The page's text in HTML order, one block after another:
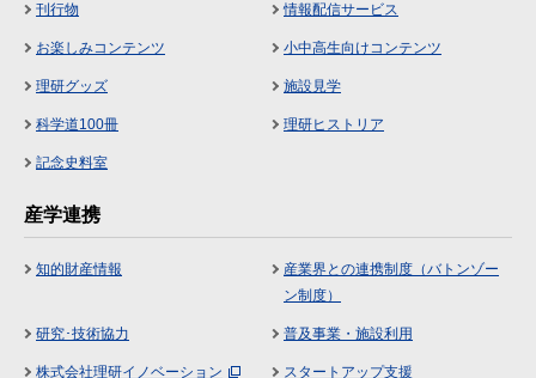
刊行物 情報配信サービス
お楽しみコンテンツ 小中高生向けコンテンツ
理研グッズ 施設見学
科学道100冊 理研ヒストリア
記念史料室
産学連携
知的財産情報
産業界との連携制度（バトンゾー
ン制度）
研究･技術協力 普及事業・施設利用
株式会社理研イノベーション スタートアップ支援